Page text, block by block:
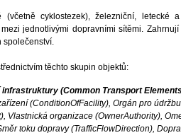
(včetně cyklostezek), železniční, letecké
jednotlivými dopravními sítěmi.
společenství.
těchto skupin objektů:
(Common Transport
(ConditionOfFacility), Orgán pro
Vlastnická organizace (OwnerAuthority),
toku dopravy (TrafficFlowDirection),